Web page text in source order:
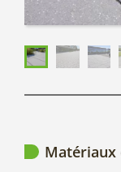
Matériaux